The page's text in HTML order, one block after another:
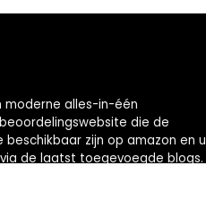
moderne alles-in-één
die de
zijn op amazon en u
de laatst toegevoegde blogs.